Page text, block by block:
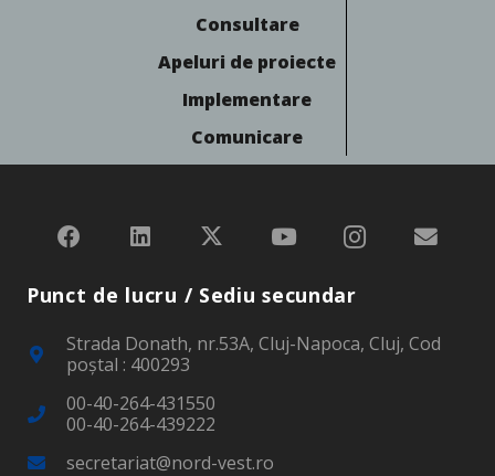
Consultare
Apeluri de proiecte
Implementare
Comunicare
Punct de lucru / Sediu secundar
Strada Donath, nr.53A, Cluj-Napoca, Cluj, Cod
poştal : 400293
00-40-264-431550
00-40-264-439222
secretariat@nord-vest.ro